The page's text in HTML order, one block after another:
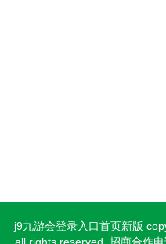
j9九游会登录入口首页新版